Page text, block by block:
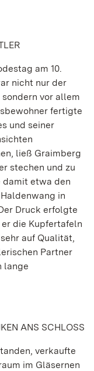
am 10.
nicht nur der
vor allem
fertigte
und seiner
ließ Graimberg
stechen und zu
damit etwa den
in
Druck erfolgte
die Kupfertafeln
auf Qualität,
Partner
lange
ANS SCHLOSS
verkaufte
im Gläsernen